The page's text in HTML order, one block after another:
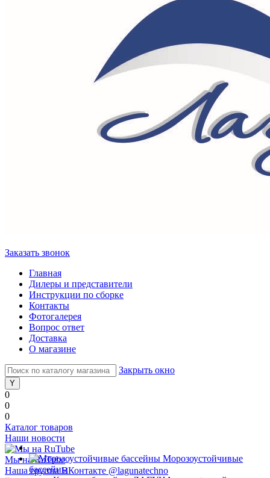
Заказать звонок
Главная
Дилеры и представители
Инструкции по сборке
Контакты
Фотогалерея
Вопрос ответ
Доставка
О магазине
Закрыть окно
0
0
0
Каталог товаров
Морозоустойчивые
бассейны
Наши новости
Мы на RuTube
Наша группа ВКонтакте @lagunatechno